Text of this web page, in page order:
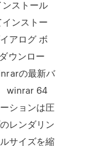
ストール
ンストー
アログ ボ
ウンロー
の最新バ
winrar 64
ションは圧
レンダリン
サイズを縮